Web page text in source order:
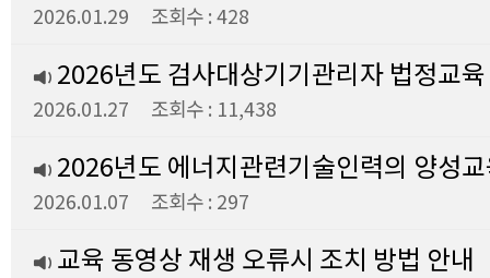
2026.01.29 조회수 : 428
2026년도 검사대상기기관리자 법정교
2026.01.27 조회수 : 11,438
2026년도 에너지관련기술인력의 양성
2026.01.07 조회수 : 297
교육 동영상 재생 오류시 조치 방법 안내